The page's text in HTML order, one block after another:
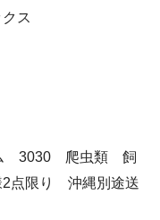
ス
3030 爬虫類 飼
点限り 沖縄別途送